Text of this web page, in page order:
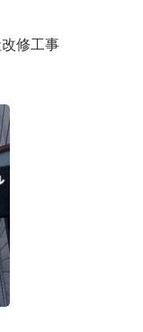
修工事